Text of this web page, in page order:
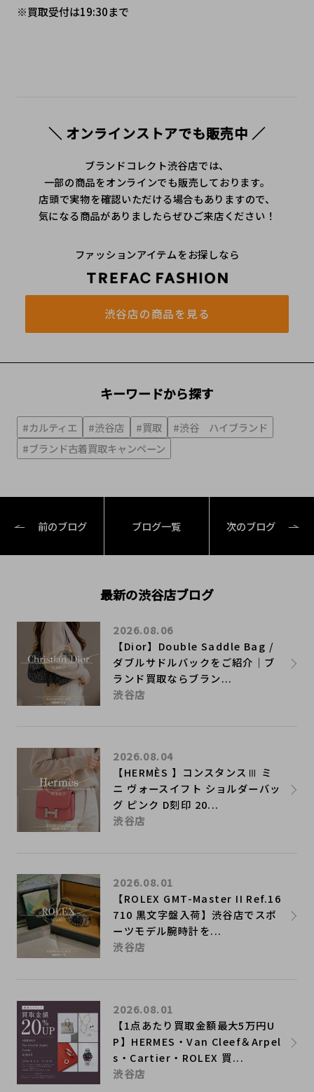
※買取受付は19:30まで
＼ オンラインストアでも販売中 ／
ブランドコレクト渋谷店では、
一部の商品をオンラインでも販売しております。
店頭で実物を確認いただける場合もありますので、
気になる商品がありましたらぜひご来店ください！
ファッションアイテムをお探しなら
渋谷店の商品を見る
キーワードから探す
#カルティエ #渋谷店 #買取
#渋谷 ハイブランド
#ブランド古着買取キャンペーン
前のブログ ブログ一覧 次のブログ
最新の渋谷店ブログ
【Dior】Double Saddle Bag /
ダブルサドルバックをご紹介｜ブ
ランド買取ならブラン...
2026.08.06
渋谷店
【HERMÈS 】コンスタンスⅢ ミ
ニ ヴォースイフト ショルダーバッ
グ ピンク D刻印 20...
2026.08.04
渋谷店
【ROLEX GMT-Master II Ref.16
710 黒文字盤入荷】渋谷店でスポ
ーツモデル腕時計を...
2026.08.01
渋谷店
【1点あたり買取金額最大5万円U
P】HERMES・Van Cleef＆Arpel
s・Cartier・ROLEX 買...
2026.08.01
渋谷店